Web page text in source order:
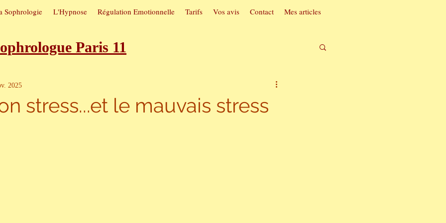
Sophrologie L'Hypnose Régulation Emotionnelle Tarifs Vos avis Contact Mes articles
Paris 11
du sommeil Sophrologie et acouphènes
stress...et le mauvais stress
2025